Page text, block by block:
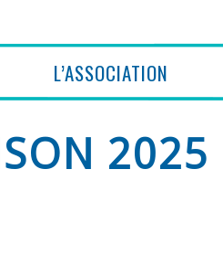
L’ASSOCIATION
2025